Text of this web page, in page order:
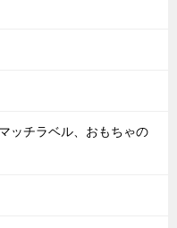
ッチラベル、おもちゃの